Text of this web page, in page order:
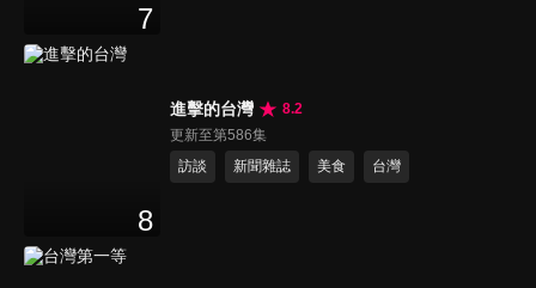
7
8
進擊的台灣
8.2
更新至第586集
訪談
新聞雜誌 美食 台灣